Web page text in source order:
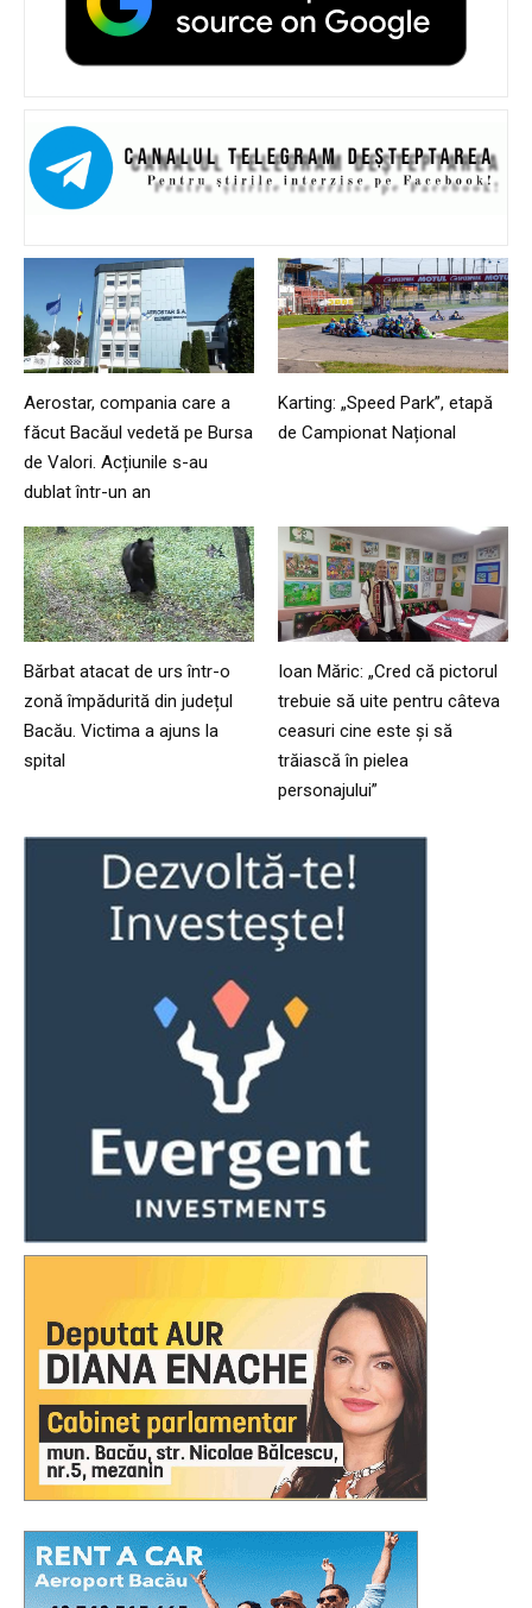
Aerostar, compania care a
făcut Bacăul vedetă pe Bursa
de Valori. Acțiunile s-au
dublat într-un an
Karting: „Speed Park”, etapă
de Campionat Național
Bărbat atacat de urs într-o
zonă împădurită din județul
Bacău. Victima a ajuns la
spital
Ioan Măric: „Cred că pictorul
trebuie să uite pentru câteva
ceasuri cine este și să
trăiască în pielea
personajului”